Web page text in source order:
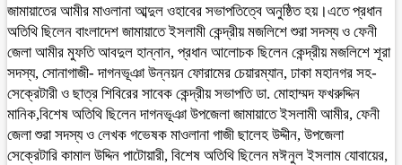
জামায়াতের আমীর মাওলানা আব্দুল ওহাবের সভাপতিত্বে অনুষ্ঠিত হয়।এতে প্রধান
অতিথি ছিলেন বাংলাদেশ জামায়াতে ইসলামী কেন্দ্রীয় মজলিশে শুরা সদস্য ও ফেনী
জেলা আমীর মুফতি আবদুল হান্নান, প্রধান আলোচক ছিলেন কেন্দ্রীয় মজলিশে শূরা
সদস্য, সোনাগাজী- দাগনভূঞা উন্নয়ন ফোরামের চেয়ারম্যান, ঢাকা মহানগর সহ-
সেক্রেটারী ও ছাত্র শিবিরের সাবেক কেন্দ্রীয় সভাপতি ডা. মোহাম্মদ ফখরুদ্দিন
মানিক,বিশেষ অতিথি ছিলেন দাগনভূঞা উপজেলা জামায়াতে ইসলামী আমীর, ফেনী
জেলা শুরা সদস্য ও লেখক গভেষক মাওলানা গাজী ছালেহ উদ্দীন, উপজেলা
সেক্রেটারি কামাল উদ্দিন পাটোয়ারী, বিশেষ অতিথি ছিলেন মঈনুল ইসলাম যোবায়ের,